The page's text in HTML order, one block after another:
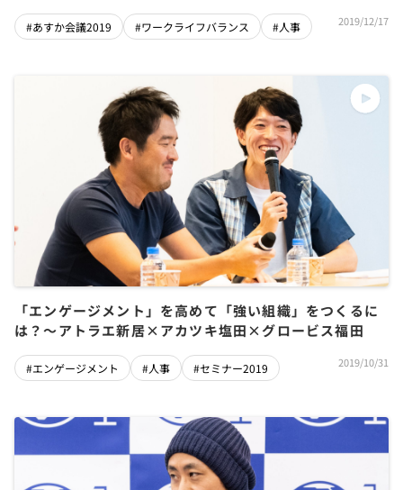
#あすか会議2019 #ワークライフバランス #人事 2019/12/17
「エンゲージメント」を高めて「強い組織」をつくるに
は？〜アトラエ新居×アカツキ塩田×グロービス福田
#エンゲージメント #人事 #セミナー2019 2019/10/31